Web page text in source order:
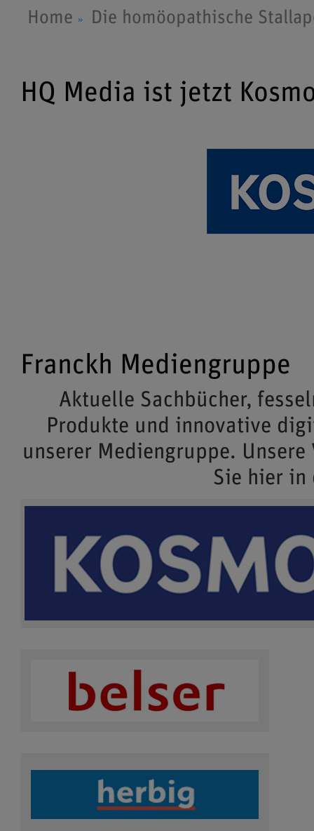
Home Die homöopathische
HQ Media ist jetzt
Franckh Mediengruppe
Aktuelle Sachbücher,
Produkte und innovative
unserer Mediengruppe.
Sie hier in